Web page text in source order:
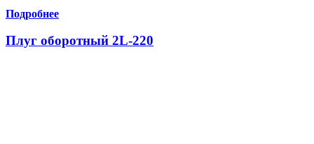
Подробнее
Плуг оборотный 2L-220